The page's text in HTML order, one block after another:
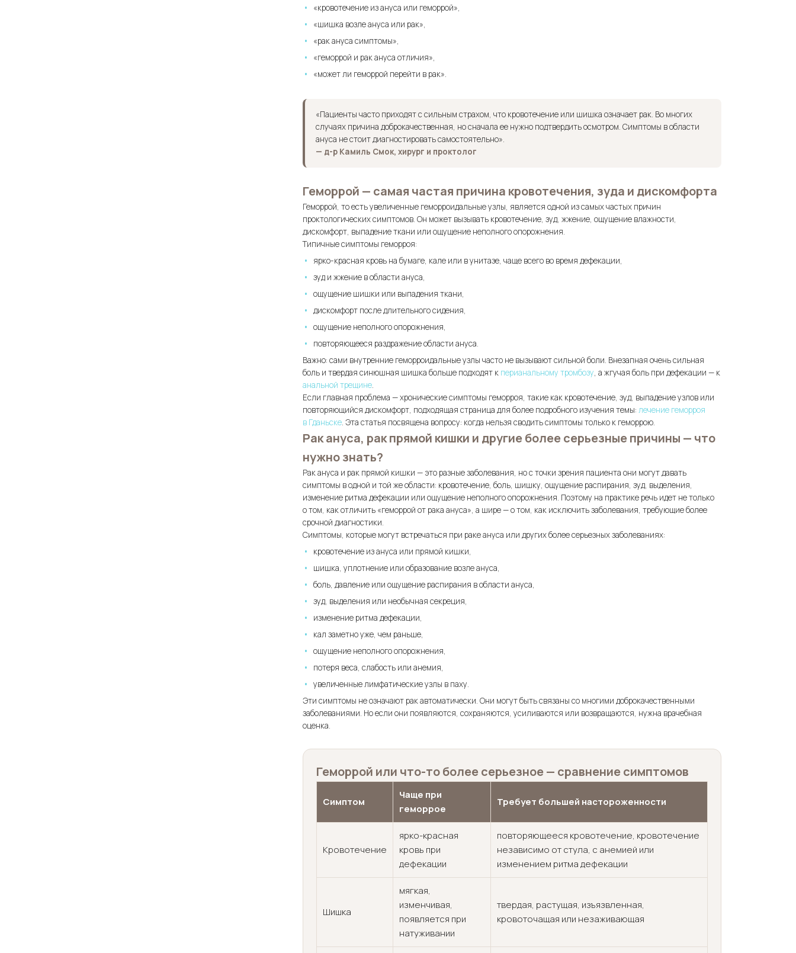
«кровотечение из ануса или геморрой»,
«шишка возле ануса или рак»,
«рак ануса симптомы»,
«геморрой и рак ануса отличия»,
«может ли геморрой перейти в рак».
«Пациенты часто приходят с сильным страхом, что кровотечение или шишка означает рак. Во многих
случаях причина доброкачественная, но сначала ее нужно подтвердить осмотром. Симптомы в области
ануса не стоит диагностировать самостоятельно».
— д-р Камиль Смок, хирург и проктолог
Геморрой — самая частая причина кровотечения, зуда и дискомфорта
Геморрой, то есть увеличенные геморроидальные узлы, является одной из самых частых причин
проктологических симптомов. Он может вызывать кровотечение, зуд, жжение, ощущение влажности,
дискомфорт, выпадение ткани или ощущение неполного опорожнения.
Типичные симптомы геморроя:
ярко-красная кровь на бумаге, кале или в унитазе, чаще всего во время дефекации,
зуд и жжение в области ануса,
ощущение шишки или выпадения ткани,
дискомфорт после длительного сидения,
ощущение неполного опорожнения,
повторяющееся раздражение области ануса.
Важно: сами внутренние геморроидальные узлы часто не вызывают сильной боли. Внезапная очень сильная
боль и твердая синюшная шишка больше подходят к перианальному тромбозу, а жгучая боль при дефекации — к
анальной трещине.
Если главная проблема — хронические симптомы геморроя, такие как кровотечение, зуд, выпадение узлов или
повторяющийся дискомфорт, подходящая страница для более подробного изучения темы: лечение геморроя
в Гданьске. Эта статья посвящена вопросу: когда нельзя сводить симптомы только к геморрою.
Рак ануса, рак прямой кишки и другие более серьезные причины — что
нужно знать?
Рак ануса и рак прямой кишки — это разные заболевания, но с точки зрения пациента они могут давать
симптомы в одной и той же области: кровотечение, боль, шишку, ощущение распирания, зуд, выделения,
изменение ритма дефекации или ощущение неполного опорожнения. Поэтому на практике речь идет не только
о том, как отличить «геморрой от рака ануса», а шире — о том, как исключить заболевания, требующие более
срочной диагностики.
Симптомы, которые могут встречаться при раке ануса или других более серьезных заболеваниях:
кровотечение из ануса или прямой кишки,
шишка, уплотнение или образование возле ануса,
боль, давление или ощущение распирания в области ануса,
зуд, выделения или необычная секреция,
изменение ритма дефекации,
кал заметно уже, чем раньше,
ощущение неполного опорожнения,
потеря веса, слабость или анемия,
увеличенные лимфатические узлы в паху.
Эти симптомы не означают рак автоматически. Они могут быть связаны со многими доброкачественными
заболеваниями. Но если они появляются, сохраняются, усиливаются или возвращаются, нужна врачебная
оценка.
Геморрой или что-то более серьезное — сравнение симптомов
Симптом
Чаще при
геморрое
Требует большей настороженности
Кровотечение
ярко-красная
кровь при
дефекации
повторяющееся кровотечение, кровотечение
независимо от стула, с анемией или
изменением ритма дефекации
Шишка
мягкая,
изменчивая,
появляется при
натуживании
твердая, растущая, изъязвленная,
кровоточащая или незаживающая